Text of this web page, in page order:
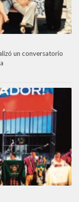
un conversatorio